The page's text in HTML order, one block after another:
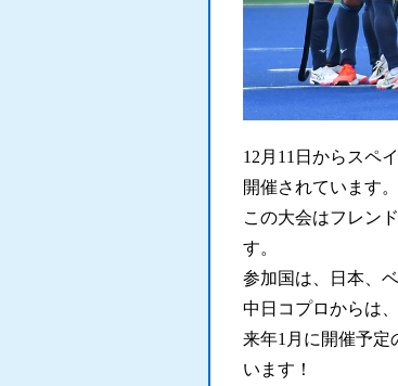
12月11日からスペ
開催されています。
この大会はフレン
す。
参加国は、日本、
中日コプロからは
来年1月に開催予定
います！